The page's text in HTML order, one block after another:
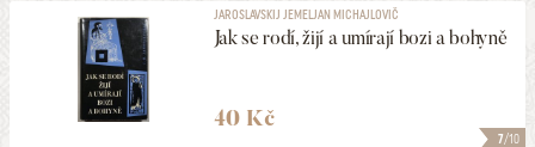
7/10
JAROSLAVSKIJ JEMELJAN MICHAJLOVIČ
Jak se rodí, žijí a umírají bozi a bohyně
40 Kč